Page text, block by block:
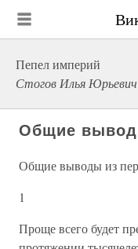
Пепел империй
Стогов Илья Юрьевич
Общие
Общие выводы из
1
Проще всего будет